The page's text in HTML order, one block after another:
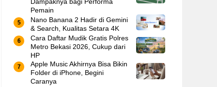
Pemain
Nano Banana 2 Hadir di Gemini
& Search, Kualitas Setara 4K
Cara Daftar Mudik Gratis Polres
Metro Bekasi 2026, Cukup dari
HP
Apple Music Akhirnya Bisa Bikin
Folder di iPhone, Begini
Caranya